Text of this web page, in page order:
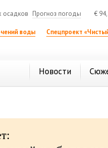
осадков Прогноз погоды €
воды
Спецпроект
Новости